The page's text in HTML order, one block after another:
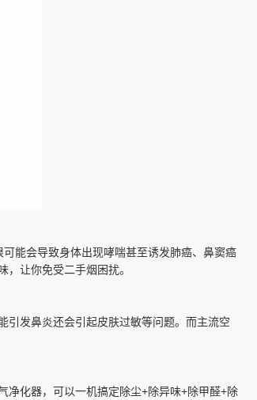
能会导致身体出现哮喘甚至诱发肺癌、鼻窦癌
让你免受二手烟困扰。
引发鼻炎还会引起皮肤过敏等问题。而主流空
净化器，可以一机搞定除尘+除异味+除甲醛+除